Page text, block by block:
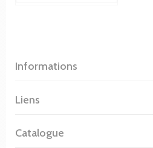
Informations
Liens
Catalogue